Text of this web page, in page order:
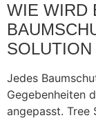
WIE WIRD
Jedes
Gegebenheiten
angepasst. Tree